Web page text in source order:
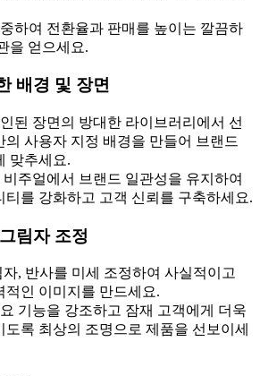
하여 전환율과 판매를 높이는 깔끔하
을 얻으세요.
배경 및 장면
된 장면의 방대한 라이브러리에서 선
의 사용자 지정 배경을 만들어 브랜드
맞추세요.
비주얼에서 브랜드 일관성을 유지하여
티를 강화하고 고객 신뢰를 구축하세요.
림자 조정
자, 반사를 미세 조정하여 사실적이고
적인 이미지를 만드세요.
기능을 강조하고 잠재 고객에게 더욱
도록 최상의 조명으로 제품을 선보이세